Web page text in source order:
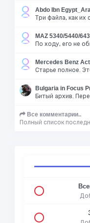
Abdo Ibn
Три файла, как их
MAZ 5340/5440/
По ходу, его не
Mercedes Benz
Старье полное.
Bulgaria in Focus
Битый архив.
Все комментарии..
Полный список